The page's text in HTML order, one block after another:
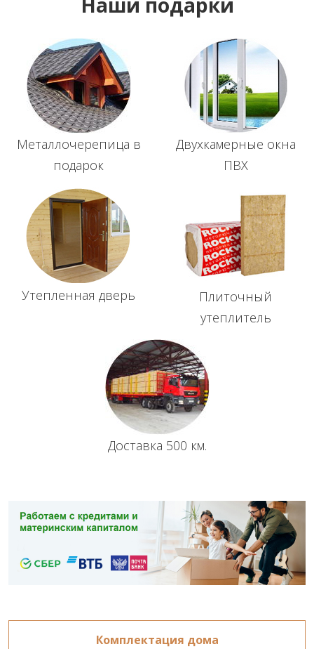
Металлочерепица в
подарок
Двухкамерные окна
ПВХ
Утепленная дверь
Плиточный
утеплитель
Доставка 500 км.
Комплектация дома